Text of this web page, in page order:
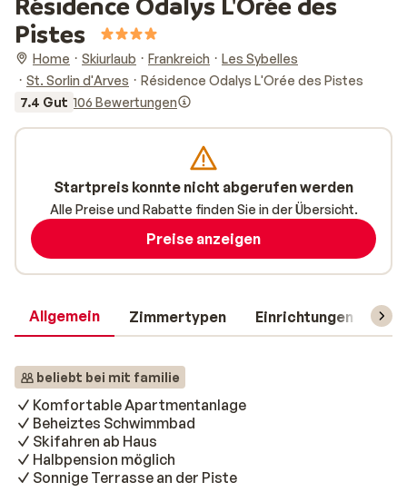
Pistes
Home Skiurlaub Frankreich
Les Sybelles
St. Sorlin d'Arves
Résidence Odalys L'Orée des Pistes
7.4 Gut 106 Bewertungen
Allgemein Zimmertypen Einrichtungen
beliebt bei mit familie
Komfortable Apartmentanlage
Beheiztes Schwimmbad
Skifahren ab Haus
Halbpension möglich
Sonnige Terrasse an der Piste
Startpreis konnte nicht abgerufen werden
Alle Preise und Rabatte finden Sie in der Übersicht.
Preise anzeigen